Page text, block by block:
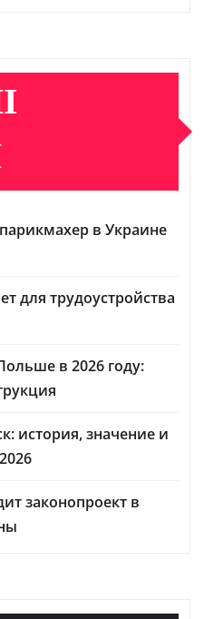
в Украине
для трудоустройства
в 2026 году:
история, значение и
законопроект в